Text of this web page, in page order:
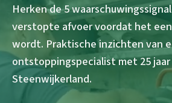
Herken de 5
verstopte afvoer voordat het
wordt. Praktische inzichten van
ontstoppingspecialist met 25
Steenwijkerland.